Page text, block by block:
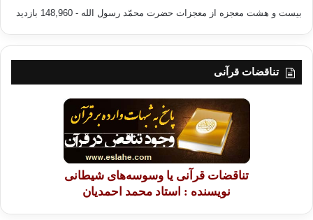
بیست و هشت معجزه از معجزات حضرت محمّد رسول الله - 148,960 بازدید
تناقضات قرآنی
تناقضات قرآنی یا وسوسه‌های شیطانی
نویسنده : استاد محمد احمدیان